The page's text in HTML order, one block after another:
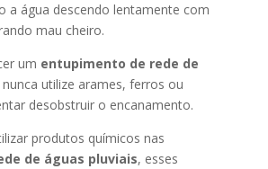
a água descendo lentamente com
mau cheiro.
um entupimento de rede de
nunca utilize arames, ferros ou
desobstruir o encanamento.
produtos químicos nas
de águas pluviais, esses